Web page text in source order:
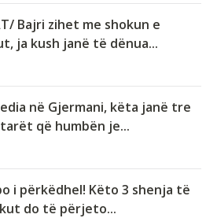
Bajri zihet me shokun e
ja kush janë të dënua...
në Gjermani, këta janë tre
që humbën je...
i përkëdhel! Këto 3 shenja të
do të përjeto...